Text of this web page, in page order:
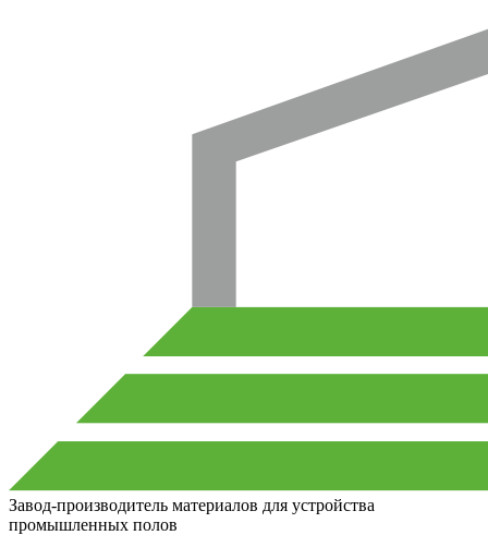
Завод-производитель материалов для устройства
промышленных полов